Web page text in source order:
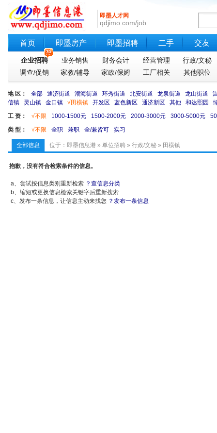
即墨人才网
qdjimo.com/job
首页 即墨房产 即墨招聘 二手 交友
企业招聘 业务销售 财务会计 经营管理
行政/文秘
调查/促销
家教/辅导 家政/保姆 工厂相关 其他职位
地 区： 全部 通济街道 潮海街道 环秀街道 北安街道 龙泉街道 龙山街道
信镇
灵山镇 金口镇 √田横镇 开发区 蓝色新区 通济新区 其他 和达熙园
工 资：
√不限 1000-1500元 1500-2000元 2000-3000元 3000-5000元
类 型：
√不限 全职 兼职 全/兼皆可 实习
全部信息 位于： 即墨信息港 » 单位招聘 » 行政/文秘 » 田横镇
抱歉，没有符合检索条件的信息。
a、尝试按信息类别重新检索 ？查信息分类
b、缩短或更换信息检索关键字后重新搜索
c、发布一条信息，让信息主动来找您 ？发布一条信息